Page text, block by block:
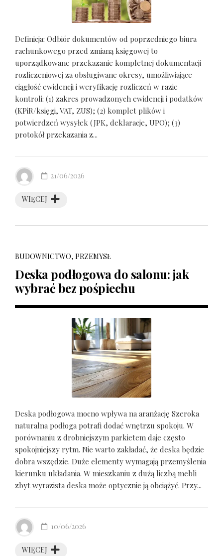
Definicja: Odbiór dokumentów od poprzedniego biura
rachunkowego przed zmianą księgowej to
uporządkowane przekazanie kompletnej dokumentacji
rozliczeniowej za obsługiwane okresy, umożliwiające
ciągłość ewidencji i weryfikację rozliczeń w razie
kontroli: (1) zakres prowadzonych ewidencji i podatków
(KPiR/księgi, VAT, ZUS); (2) komplet plików i
potwierdzeń wysyłek (JPK, deklaracje, UPO); (3)
protokół przekazania z...
WIĘCEJ
21/06/2026
BUDOWNICTWO, PRZEMYSŁ
Deska podłogowa do salonu: jak
wybrać bez pośpiechu
Deska podłogowa mocno wpływa na aranżację Szeroka
naturalna podłoga potrafi dodać wnętrzu spokoju. W
porównaniu z drobniejszym parkietem daje często
spokojniejszy rytm. Nie warto zakładać, że deska będzie
dobra wszędzie. Duże elementy wymagają przemyślenia
kierunku układania. W mieszkaniu z dużą liczbą mebli
zbyt wyrazista deska może optycznie ją obciążyć. Przy...
WIĘCEJ
10/06/2026